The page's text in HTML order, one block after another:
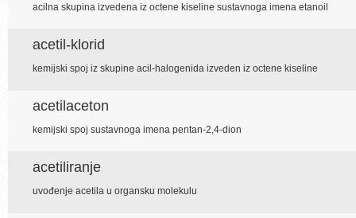
acilna skupina izvedena iz octene kiseline sustavnoga imena etanoil
acetil-klorid
kemijski spoj iz skupine acil-halogenida izveden iz octene kiseline
acetilaceton
kemijski spoj sustavnoga imena pentan-2,4-dion
acetiliranje
uvođenje acetila u organsku molekulu